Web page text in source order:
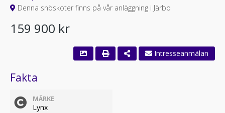
Denna snöskoter finns på vår anläggning i Järbo
159 900 kr
Intresseanmälan
Fakta
MÄRKE
Lynx